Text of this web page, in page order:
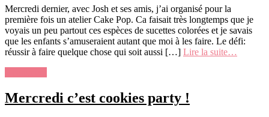
Mercredi dernier, avec Josh et ses amis, j’ai organisé pour la
première fois un atelier Cake Pop. Ca faisait très longtemps que je
voyais un peu partout ces espèces de sucettes colorées et je savais
que les enfants s’amuseraient autant que moi à les faire. Le défi:
réussir à faire quelque chose qui soit aussi […] Lire la suite…
Mercredi c’est cookies party !